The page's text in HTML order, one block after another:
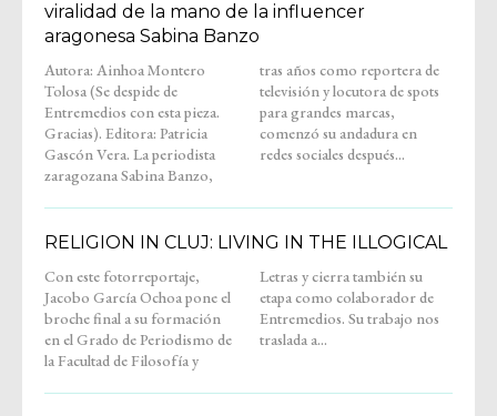
viralidad de la mano de la influencer
aragonesa Sabina Banzo
Autora: Ainhoa Montero
Tolosa (Se despide de
Entremedios con esta pieza.
Gracias). Editora: Patricia
Gascón Vera. La periodista
zaragozana Sabina Banzo,
tras años como reportera de
televisión y locutora de spots
para grandes marcas,
comenzó su andadura en
redes sociales después...
RELIGION IN CLUJ: LIVING IN THE ILLOGICAL
Con este fotorreportaje,
Jacobo García Ochoa pone el
broche final a su formación
en el Grado de Periodismo de
la Facultad de Filosofía y
Letras y cierra también su
etapa como colaborador de
Entremedios. Su trabajo nos
traslada a...